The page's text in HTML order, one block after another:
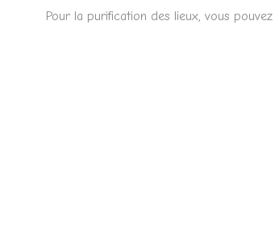
Pour la purification des lieux, vous